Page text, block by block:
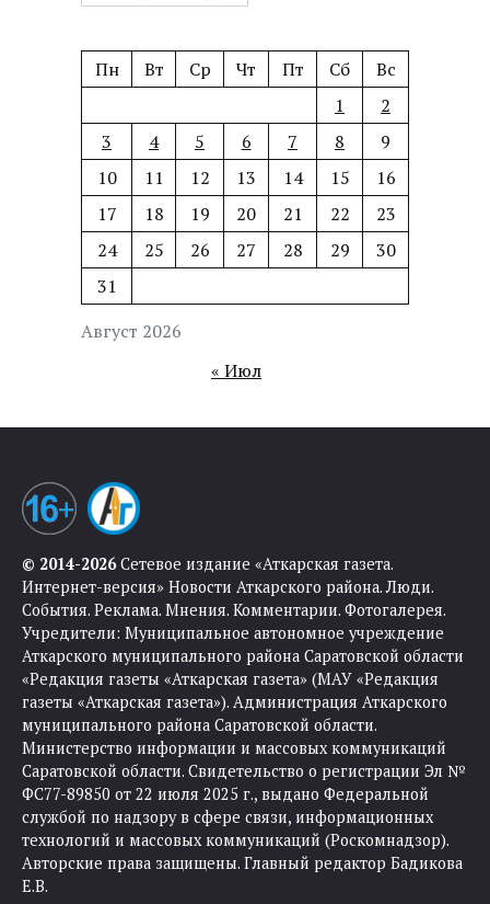
Август 2026
Пн Вт Ср Чт Пт Сб
Вс
1
2
3
4 5 6 7 8
9
10
11 12 13 14 15
16
17
18 19 20 21 22
23
24
25 26 27 28 29
30
31
« Июл
© 2014-2026Сетевое издание «Аткарская газета.
Интернет-версия» Новости Аткарского района. Люди.
События. Реклама. Мнения. Комментарии. Фотогалерея.
Учредители: Муниципальное автономное учреждение
Аткарского муниципального района Саратовской области
«Редакция газеты «Аткарская газета» (МАУ «Редакция
газеты «Аткарская газета»). Администрация Аткарского
муниципального района Саратовской области.
Министерство информации и массовых коммуникаций
Саратовской области. Свидетельство о регистрации Эл №
ФС77-89850 от 22 июля 2025 г., выдано Федеральной
службой по надзору в сфере связи, информационных
технологий и массовых коммуникаций (Роскомнадзор).
Авторские права защищены. Главный редактор Бадикова
Е.В.